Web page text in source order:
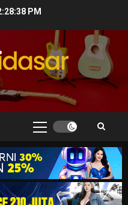
PM
Primary